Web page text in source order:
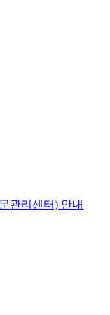
관리센터) 안내